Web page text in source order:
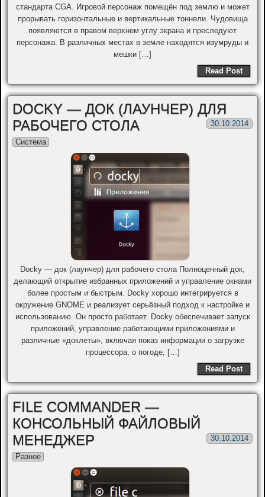
стандарта CGA. Игровой персонаж помещён под землю и может
прорывать горизонтальные и вертикальные тоннели. Чудовища
появляются в правом верхнем углу экрана и преследуют
персонажа. В различных местах в земле находятся изумруды и
мешки […]
Read Post
DOCKY — ДОК (ЛАУНЧЕР) ДЛЯ
РАБОЧЕГО СТОЛА
30.10.2014
Система
Docky — док (лаунчер) для рабочего стола Полноценный док,
делающий открытие избранных приложений и управление окнами
более простым и быстрым. Docky хорошо интегрируется в
окружение GNOME и реализует серьёзный подход к настройке и
использованию. Он просто работает. Docky обеспечивает запуск
приложений, управление работающими приложениями и
различные «доклеты», включая показ информации о загрузке
процессора, о погоде, […]
Read Post
FILE COMMANDER —
КОНСОЛЬНЫЙ ФАЙЛОВЫЙ
МЕНЕДЖЕР
30.10.2014
Разное